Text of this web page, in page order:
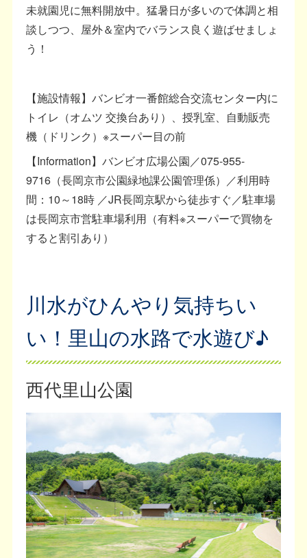
未就園児に無料開放中。猛暑日が多いので体調と相
談しつつ、屋外＆室内でバランス良く遊ばせましょ
う！
【施設情報】バンビオ一番館総合交流センター内に
トイレ（オムツ 交換台あり）、授乳室、自動販売
機（ドリンク）※スーパー目の前
【Information】バンビオ広場公園／075-955-
9716（長岡京市公園緑地課公園管理係）／利用時
間：10～18時 ／JR長岡京駅から徒歩すぐ／駐車場
は長岡京市営駐車場利用（有料※スーパーで買物を
すると割引あり）
川水がひんやり気持ちい
い！里山の水路で水遊び♪
西代里山公園